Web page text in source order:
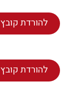
להורדת קובץ DWG
להורדת קובץ 3D